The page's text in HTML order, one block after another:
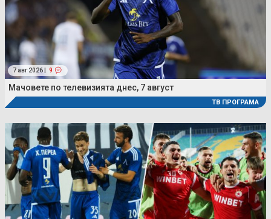
7 авг 2026 | 9
Мачовете по телевизията днес, 7 август
ТВ ПРОГРАМА